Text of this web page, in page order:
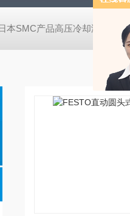
本SMC产品高压冷却液用阀